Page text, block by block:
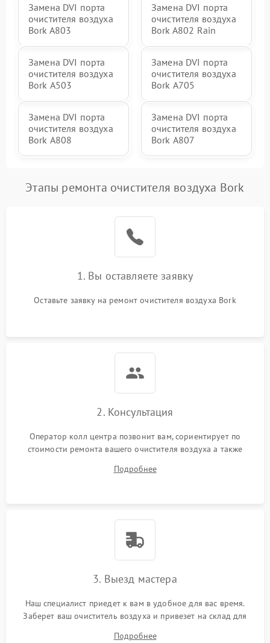
Замена DVI порта
очистителя воздуха
Bork A803
Замена DVI порта
очистителя воздуха
Bork A802 Rain
Замена DVI порта
очистителя воздуха
Bork А503
Замена DVI порта
очистителя воздуха
Bork А705
Замена DVI порта
очистителя воздуха
Bork А808
Замена DVI порта
очистителя воздуха
Bork А807
Этапы ремонта очистителя воздуха Bork
1. Вы оставляете заявку
Оставьте заявку на ремонт очистителя воздуха Bork
2. Консультация
Оператор колл центра позвонит вам, сориентирует по
стоимости ремонта вашего очистителя воздуха а также
Подробнее
3. Выезд мастера
Наш специалист приедет к вам в удобное для вас время.
Заберет ваш очиститель воздуха и привезет на склад для
Подробнее